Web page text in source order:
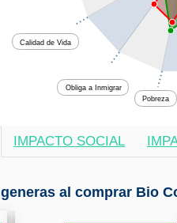
Pobreza
Obliga a Inmigrar
Calidad de Vida
IMPACTO SOCIAL
al comprar Bio